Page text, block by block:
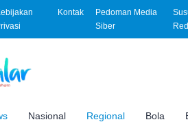
Kontak
Pedoman Media
Siber
Nasional Regional Bola